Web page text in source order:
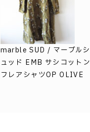
marble SUD / マーブルシ
ュッド EMB サシコットン
フレアシャツOP OLIVE